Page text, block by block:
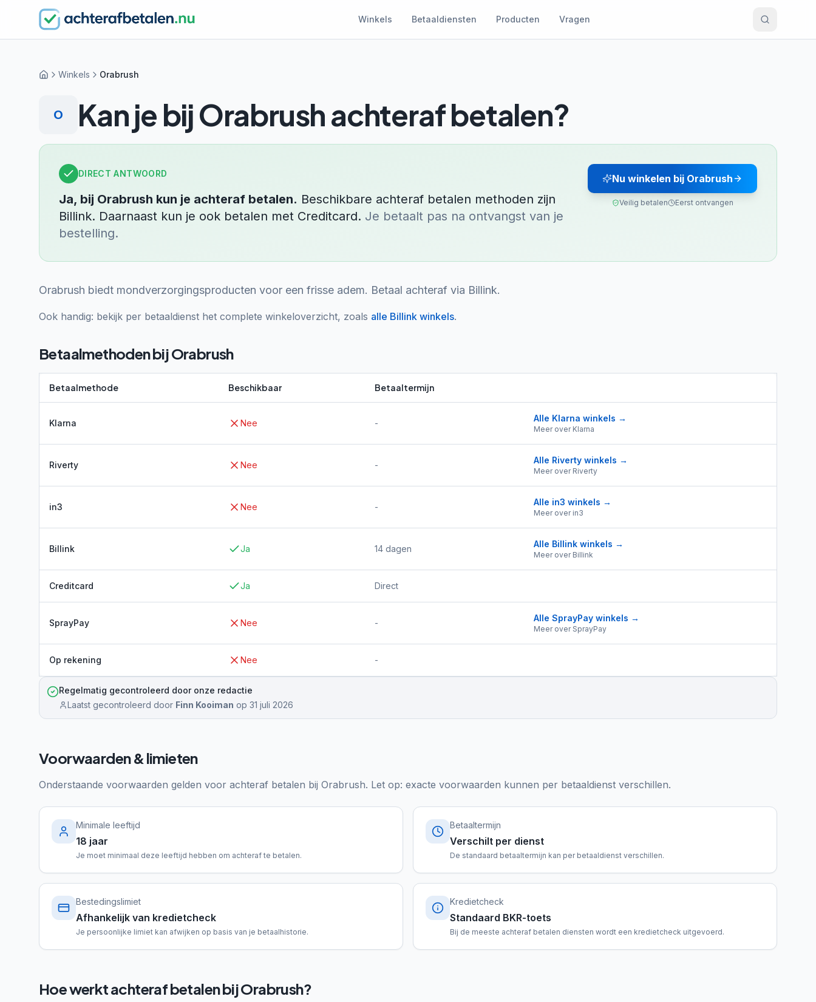
Winkels Betaaldiensten Producten Vragen
HomeWinkels Orabrush
O Kan je bijOrabrushachteraf betalen?
DIRECT ANTWOORD
Ja, bij Orabrush kun je achteraf betalen. Beschikbare achteraf betalen methoden zijn
Billink. Daarnaast kun je ook betalen met Creditcard. Je betaalt pas na ontvangst van je
bestelling.
Nu winkelen bij Orabrush
Veilig betalen Eerst ontvangen
Orabrush biedt mondverzorgingsproducten voor een frisse adem. Betaal achteraf via Billink.
Ook handig: bekijk per betaaldienst het complete winkeloverzicht, zoals alle Billink winkels.
Betaalmethoden bijOrabrush
Betaalmethode Beschikbaar Betaaltermijn
Klarna Nee - Alle Klarna winkels →
Meer over Klarna
Riverty Nee - Alle Riverty winkels →
Meer over Riverty
in3 Nee - Alle in3 winkels →
Meer over in3
Billink Ja 14 dagen Alle Billink winkels →
Meer over Billink
Creditcard Ja Direct
SprayPay Nee - Alle SprayPay winkels →
Meer over SprayPay
Op rekening Nee -
Regelmatig gecontroleerd door onze redactie
Laatst gecontroleerd door Finn Kooiman op 31 juli 2026
Voorwaarden & limieten
Onderstaande voorwaarden gelden voor achteraf betalen bij Orabrush. Let op: exacte voorwaarden kunnen per betaaldienst verschillen.
Minimale leeftijd
18 jaar
Je moet minimaal deze leeftijd hebben om achteraf te betalen.
Betaaltermijn
Verschilt per dienst
De standaard betaaltermijn kan per betaaldienst verschillen.
Bestedingslimiet
Afhankelijk van kredietcheck
Je persoonlijke limiet kan afwijken op basis van je betaalhistorie.
Kredietcheck
Standaard BKR-toets
Bij de meeste achteraf betalen diensten wordt een kredietcheck uitgevoerd.
Hoe werkt achteraf betalen bij Orabrush?